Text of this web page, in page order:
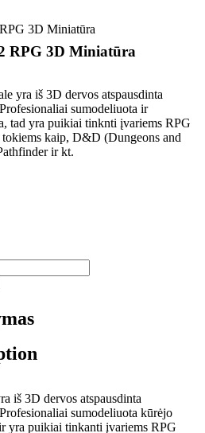
3D Miniatūra
RPG 3D Miniatūra
yra iš 3D dervos atspausdinta
sumodeliuota ir
tad yra puikiai tinknti įvariems RPG
tokiems kaip, D&D (Dungeons and
ir kt.
iš 3D dervos atspausdinta
sumodeliuota kūrėjo
yra puikiai tinkanti įvariems RPG